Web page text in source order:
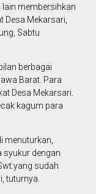
lain membersihkan
Desa Mekarsari,
Sabtu
berbagai
Barat. Para
Desa Mekarsari.
kagum para
menuturkan,
syukur dengan
sudah
tuturnya.